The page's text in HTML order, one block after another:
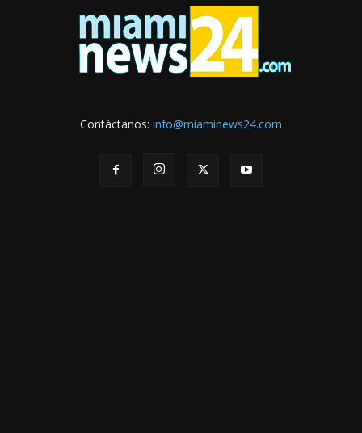
Contáctanos: info@miaminews24.com